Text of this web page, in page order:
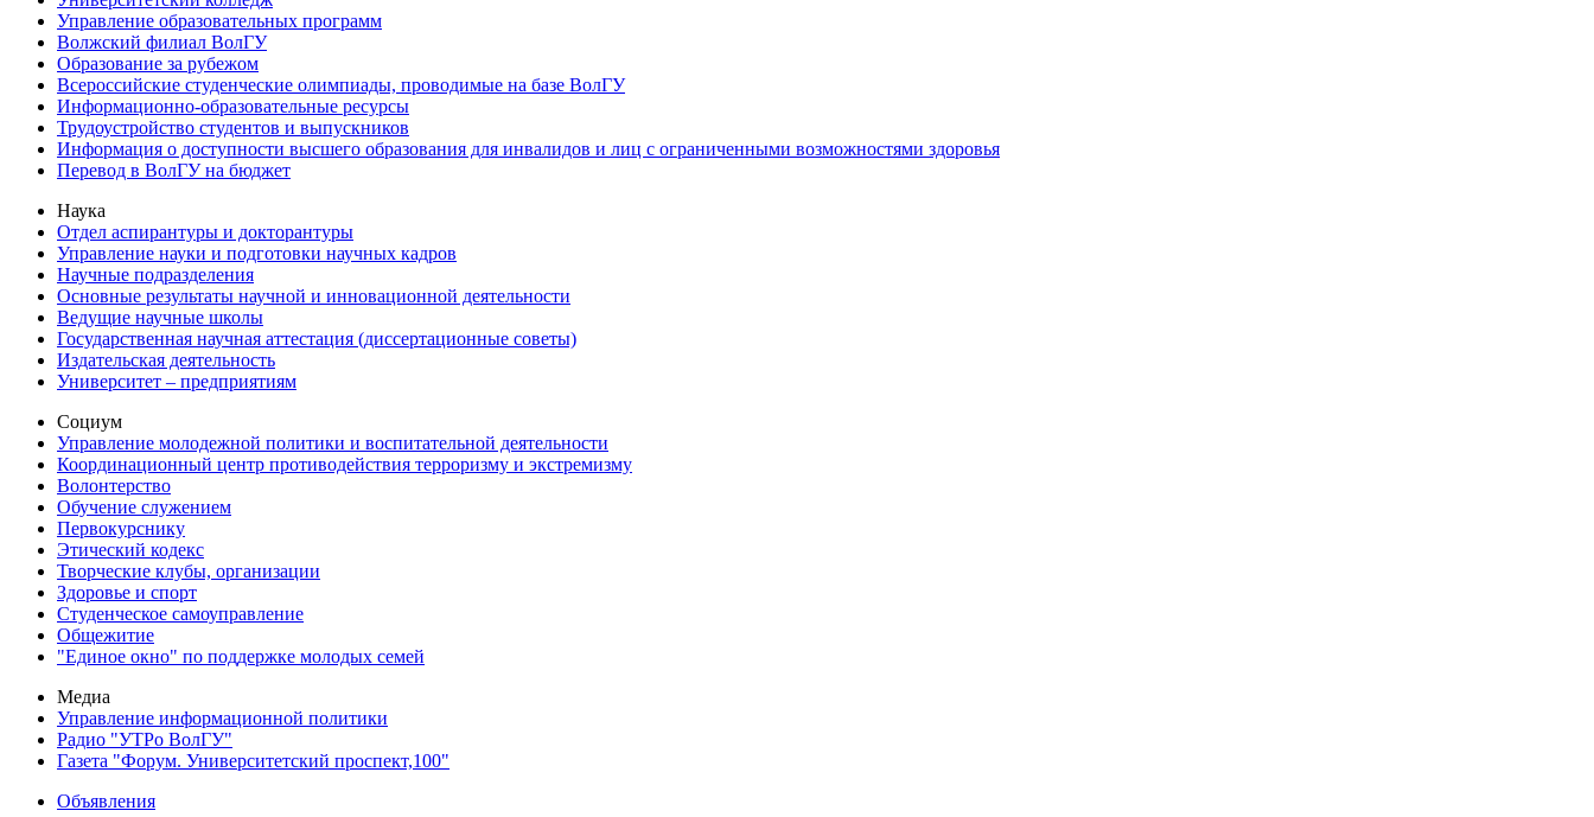
Управление образовательных программ
Волжский филиал ВолГУ
Образование за рубежом
Всероссийские студенческие олимпиады, проводимые на базе ВолГУ
Информационно-образовательные ресурсы
Трудоустройство студентов и выпускников
Информация о доступности высшего образования для инвалидов и лиц с ограниченными возможностями здоровья
Перевод в ВолГУ на бюджет
Наука
Отдел аспирантуры и докторантуры
Управление науки и подготовки научных кадров
Научные подразделения
Основные результаты научной и инновационной деятельности
Ведущие научные школы
Государственная научная аттестация (диссертационные советы)
Издательская деятельность
Университет – предприятиям
Социум
Управление молодежной политики и воспитательной деятельности
Координационный центр противодействия терроризму и экстремизму
Волонтерство
Обучение служением
Первокурснику
Этический кодекс
Творческие клубы, организации
Здоровье и спорт
Студенческое самоуправление
Общежитие
"Единое окно" по поддержке молодых семей
Медиа
Управление информационной политики
Радио "УТРо ВолГУ"
Газета "Форум. Университетский проспект,100"
Объявления